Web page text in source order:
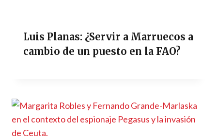
Luis Planas: ¿Servir a Marruecos a
cambio de un puesto en la FAO?